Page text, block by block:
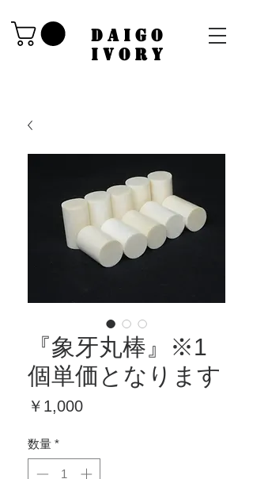
​DAIGO
IVORY
『象牙丸棒』※1
個単価となります
￥1,000価
数量 *